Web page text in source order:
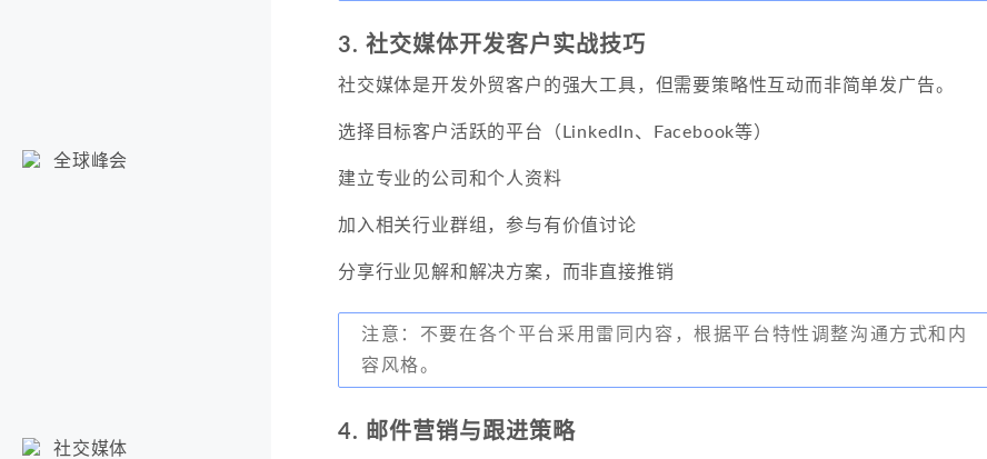
全球峰会
社交媒体
3. 社交媒体开发客户实战技巧
社交媒体是开发外贸客户的强大工具，但需要策略性互动而非简单发广告。
选择目标客户活跃的平台（LinkedIn、Facebook等）
建立专业的公司和个人资料
加入相关行业群组，参与有价值讨论
分享行业见解和解决方案，而非直接推销
注意：不要在各个平台采用雷同内容，根据平台特性调整沟通方式和内
容风格。
4. 邮件营销与跟进策略